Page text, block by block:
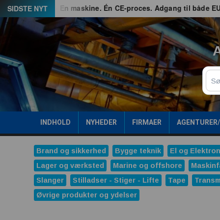
Spring
til
indhold
SIDSTE NYT
G3 – En maskine. Én CE-proces. Adgang til både EU og
Søg
INDHOLD NYHEDER FIRMAER
Brand og sikkerhed Bygge teknik El og
Lager og værksted
Marine og offshore
Slanger
Stilladser - Stiger - Lifte Tape
Øvrige produkter og ydelser